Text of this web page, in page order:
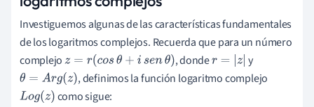
Investiguemos algunas de las características fundamentales
de los logaritmos complejos. Recuerda que para un número
complejoz=r(c osθ+isenθ) , donder=|z|
y
θ=Ar g(z)
, definimos la función logaritmo complejo
Log(z)
como sigue: